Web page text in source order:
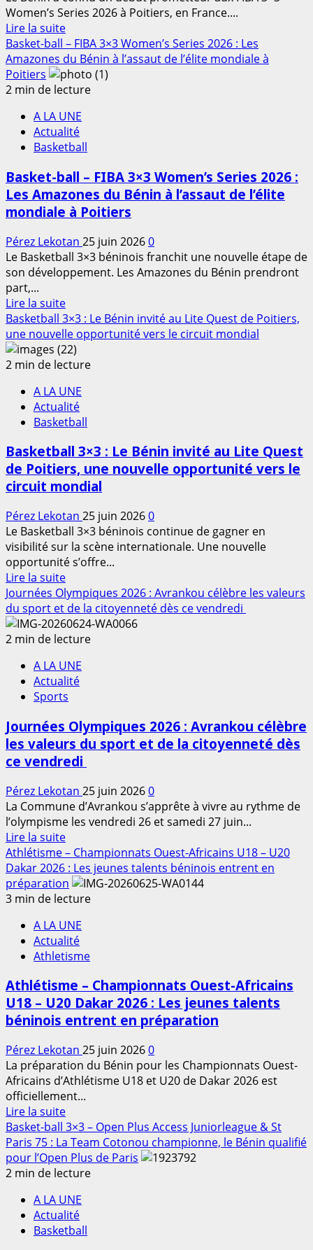
chapitre
s’ouvre
pour
le
football
béninois
Women’s Series 2026 à Poitiers, en France....
Lire la suiteEn
savoir
plus
sur
Basket-
–
FIBA
3×3
Series
2026
Amazones
du
Bénin
face
à
l’Azerbaïdjan
avant
de
contre
l’Égypte
à
Poitiers
Basket-ball – FIBA 3×3 Women’s Series 2026 : Les
Amazones du Bénin à l’assaut de l’élite mondiale à
Poitiers
2 min de lecture
A LA UNE
Actualité
Basketball
Basket-ball – FIBA 3×3 Women’s Series 2026 :
Les Amazones du Bénin à l’assaut de l’élite
mondiale à Poitiers
Pérez Lekotan 25 juin 20260
Le Basketball 3×3 béninois franchit une nouvelle étape de
son développement. Les Amazones du Bénin prendront
part,...
Lire la suiteEn
savoir
plus
sur
Basket-
–
FIBA
3×3
Series
2026
:
Amazones
du
Bénin
à
l’assaut
de
l’élite
mondiale
à
Basketball 3×3 : Le Bénin invité au Lite Quest de Poitiers,
une nouvelle opportunité vers le circuit mondial
2 min de lecture
A LA UNE
Actualité
Basketball
Basketball 3×3 : Le Bénin invité au Lite Quest
de Poitiers, une nouvelle opportunité vers le
circuit mondial
Pérez Lekotan 25 juin 20260
Le Basketball 3×3 béninois continue de gagner en
visibilité sur la scène internationale. Une nouvelle
opportunité s’offre...
Lire la suiteEn
savoir
plus
sur
Basketball
:
Le
Bénin
au
Lite
Quest
Poitiers,
une
nouvelle
opportunité
vers
le
circuit
mondial
Journées Olympiques 2026 : Avrankou célèbre les valeurs
du sport et de la citoyenneté dès ce vendredi
2 min de lecture
A LA UNE
Actualité
Sports
Journées Olympiques 2026 : Avrankou célèbre
les valeurs du sport et de la citoyenneté dès
ce vendredi
Pérez Lekotan 25 juin 20260
La Commune d’Avrankou s’apprête à vivre au rythme de
l’olympisme les vendredi 26 et samedi 27 juin...
Lire la suiteEn
savoir
plus
sur
Journées
2026
:
Avrankou
les
valeurs
du
et
de
la
citoyenneté
dès
ce
vendredi
Athlétisme – Championnats Ouest-Africains U18 – U20
Dakar 2026 : Les jeunes talents béninois entrent en
préparation
3 min de lecture
A LA UNE
Actualité
Athletisme
Athlétisme – Championnats Ouest-Africains
U18 – U20 Dakar 2026 : Les jeunes talents
béninois entrent en préparation
Pérez Lekotan 25 juin 20260
La préparation du Bénin pour les Championnats Ouest-
Africains d’Athlétisme U18 et U20 de Dakar 2026 est
officiellement...
Lire la suiteEn
savoir
plus
sur
Athlétisme
Championnats
Ouest-
Africains
Basket-ball 3×3 – Open Plus Access Juniorleague & St
Paris 75 : La Team Cotonou championne, le Bénin qualifié
pour l’Open Plus de Paris
2 min de lecture
A LA UNE
Actualité
Basketball